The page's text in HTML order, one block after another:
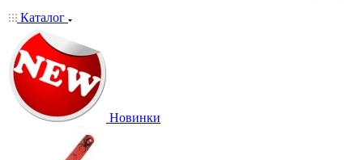
Каталог
Новинки